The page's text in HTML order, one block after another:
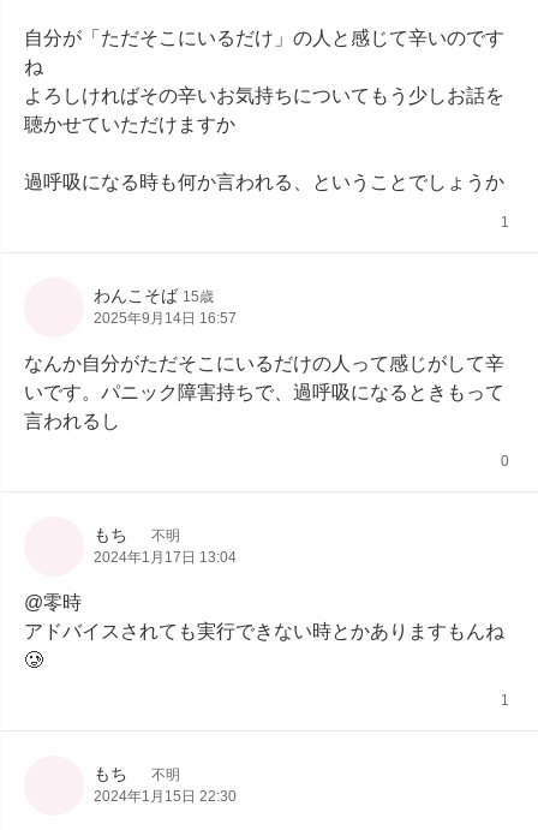
自分が「ただそこにいるだけ」の人と感じて辛いのです
ね
よろしければその辛いお気持ちについてもう少しお話を
聴かせていただけますか
過呼吸になる時も何か言われる、ということでしょうか
1
わんこそば 15歳
2025年9月14日 16:57
なんか自分がただそこにいるだけの人って感じがして辛
いです。パニック障害持ちで、過呼吸になるときもって
言われるし
0
もち
不明
2024年1月17日 13:04
@零時
アドバイスされても実行できない時とかありますもんね
🥲
1
もち
不明
2024年1月15日 22:30